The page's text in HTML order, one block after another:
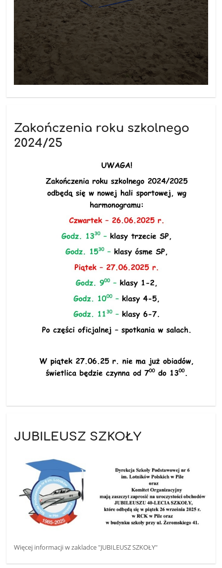
Zakończenia roku szkolnego
2024/25
JUBILEUSZ SZKOŁY
Więcej informacji w zakladce "JUBILEUSZ SZKOŁY"